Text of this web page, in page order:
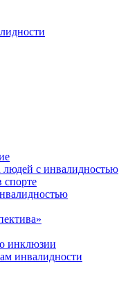
с инвалидностью
инклюзии
инвалидности